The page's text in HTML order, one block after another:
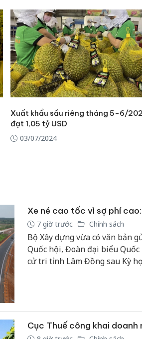
Xuất khẩu sầu riêng tháng 5-6/
đạt 1,05 tỷ USD
03/07/2024
Xe né cao tốc vì sợ phí
7 giờ trước Chính sách
Bộ Xây dựng vừa có văn bản
Quốc hội, Đoàn đại biểu
cử tri tỉnh Lâm Đồng sau Kỳ
Cục Thuế công khai